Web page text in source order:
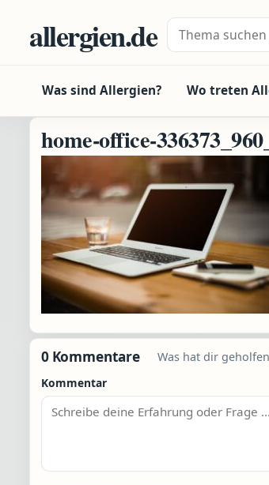
allergien.de Suche nach:
Was sind Allergien? Wo treten
home-office-
0 Kommentare
Was hat dir
Kommentar